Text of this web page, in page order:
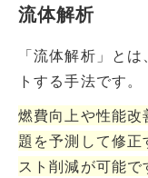
流体解析
「流体解析」とは
トする手法です。
燃費向上や性能
題を予測して修
スト削減が可能で